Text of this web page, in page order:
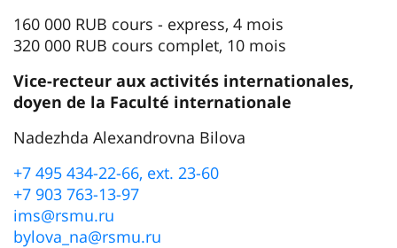
160 000 RUB cours - express, 4 mois
320 000 RUB cours complet, 10 mois
Vice-recteur aux activités internationales,
doyen de la Faculté internationale
Nadezhda Alexandrovna Bilova
+7 495 434-22-66, ext. 23-60
+7 903 763-13-97
ims@rsmu.ru
bylova_na@rsmu.ru